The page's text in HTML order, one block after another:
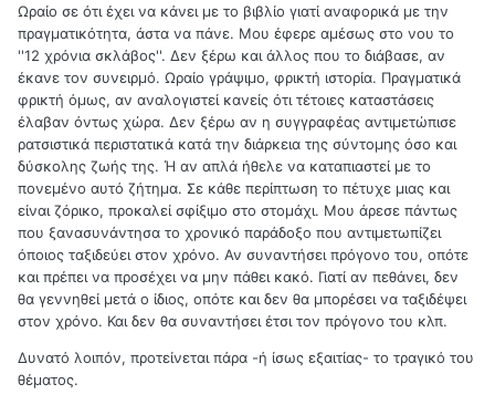
Ωραίο σε ότι έχει να κάνει με το βιβλίο γιατί αναφορικά με την
πραγματικότητα, άστα να πάνε. Μου έφερε αμέσως στο νου το
''12 χρόνια σκλάβος''. Δεν ξέρω και άλλος που το διάβασε, αν
έκανε τον συνειρμό. Ωραίο γράψιμο, φρικτή ιστορία. Πραγματικά
φρικτή όμως, αν αναλογιστεί κανείς ότι τέτοιες καταστάσεις
έλαβαν όντως χώρα. Δεν ξέρω αν η συγγραφέας αντιμετώπισε
ρατσιστικά περιστατικά κατά την διάρκεια της σύντομης όσο και
δύσκολης ζωής της. Ή αν απλά ήθελε να καταπιαστεί με το
πονεμένο αυτό ζήτημα. Σε κάθε περίπτωση το πέτυχε μιας και
είναι ζόρικο, προκαλεί σφίξιμο στο στομάχι. Μου άρεσε πάντως
που ξανασυνάντησα το χρονικό παράδοξο που αντιμετωπίζει
όποιος ταξιδεύει στον χρόνο. Αν συναντήσει πρόγονο του, οπότε
και πρέπει να προσέχει να μην πάθει κακό. Γιατί αν πεθάνει, δεν
θα γεννηθεί μετά ο ίδιος, οπότε και δεν θα μπορέσει να ταξιδέψει
στον χρόνο. Και δεν θα συναντήσει έτσι τον πρόγονο του κλπ.
Δυνατό λοιπόν, προτείνεται πάρα -ή ίσως εξαιτίας- το τραγικό του
θέματος.